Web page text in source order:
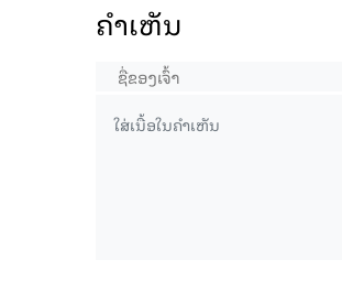
ຄໍາເຫັນ